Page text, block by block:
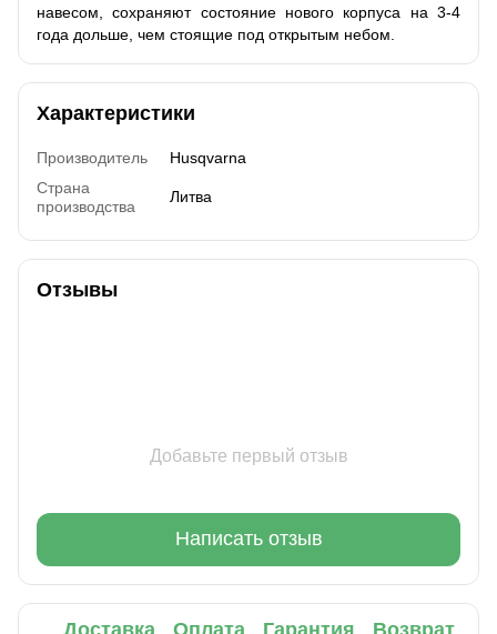
навесом, сохраняют состояние нового корпуса на 3-4
года дольше, чем стоящие под открытым небом.
Характеристики
Производитель
Husqvarna
Страна
производства
Литва
Отзывы
Добавьте первый отзыв
Написать отзыв